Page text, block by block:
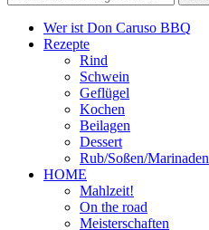
Wer ist Don Caruso BBQ
Rezepte
Rind
Schwein
Geflügel
Kochen
Beilagen
Dessert
Rub/Soßen/Marinaden
HOME
Mahlzeit!
On the road
Meisterschaften